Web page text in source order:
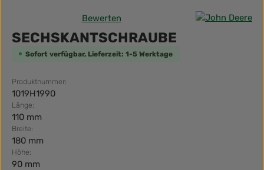
Durchschnittliche Bewertung von 0 von 5 Sternen
Bewerten
SECHSKANTSCHRAUBE
Sofort verfügbar, Lieferzeit: 1-5 Werktage
Produktnummer:
1019H1990
Länge:
110 mm
Breite:
180 mm
Höhe:
90 mm